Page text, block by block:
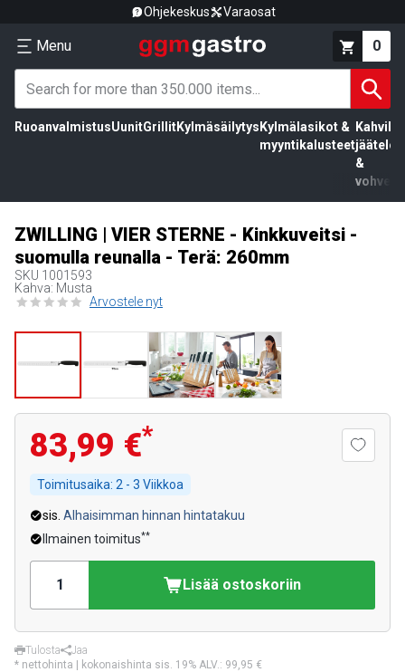
Ohjekeskus Varaosat
Menu 0
RuoanvalmistusUunitGrillitKylmäsäilytys Kylmälasikot &
myyntikalusteet
Kahvila,
jäätelö
&
vohvelit
ZWILLING | VIER STERNE - Kinkkuveitsi -
suomulla reunalla - Terä: 260mm
SKU 1001593
Kahva: Musta
Arvostele nyt
83,99 €*
Toimitusaika: 2 - 3 Viikkoa
sis. Alhaisimman hinnan hintatakuu
Ilmainen toimitus**
Lisää ostoskoriin
Tulosta
Jaa
* nettohinta | kokonaishinta sis. 19% ALV.: 99,95 €